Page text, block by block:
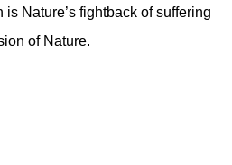
Nature’s fightback of suffering
of Nature.